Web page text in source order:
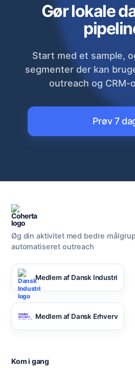
Gør lokale
Start med et sample,
segmenter der kan
outreach og CRM-
Prøv 7
Øg din aktivitet med bedre
automatiseret outreach
Medlem af Dansk Industri
Medlem af Dansk Erhverv
Kom i gang